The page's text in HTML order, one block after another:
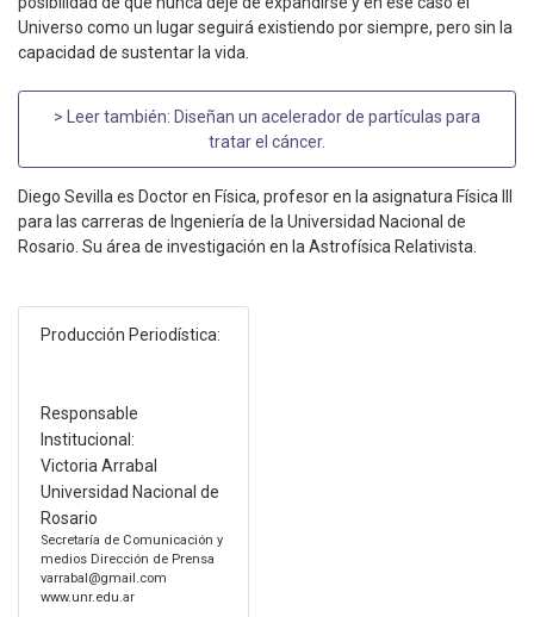
Universo como un lugar seguirá existiendo por siempre, pero sin la
capacidad de sustentar la vida.
> Leer también: Diseñan un acelerador de partículas para
tratar el cáncer.
Diego Sevilla es Doctor en Física, profesor en la asignatura Física III
para las carreras de Ingeniería de la Universidad Nacional de
Rosario. Su área de investigación en la Astrofísica Relativista.
Producción Periodística:
Responsable
Institucional:
Victoria Arrabal
Universidad Nacional de
Rosario
Secretaría de Comunicación y
medios Dirección de Prensa
varrabal@gmail.com
www.unr.edu.ar